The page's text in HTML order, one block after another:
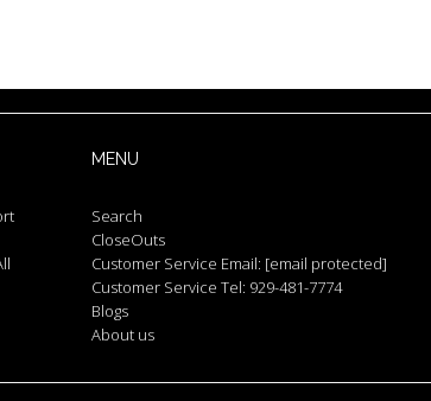
MENU
Search
CloseOuts
Customer Service Email: [email protected]
Customer Service Tel: 929-481-7774
Blogs
About us